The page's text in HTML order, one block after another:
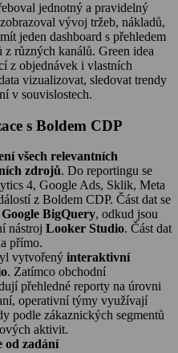
jednotný a pravidelný
vývoj tržeb, nákladů,
jeden dashboard s přehledem
různých kanálů. Green idea
z objednávek i vlastních
vizualizovat, sledovat trendy
v souvislostech.
s Boldem CDP
všech relevantních
zdrojů. Do reportingu se
4, Google Ads, Sklik, Meta
z Boldem CDP. Část dat se
Google BigQuery, odkud jsou
nástroj Looker Studio. Část dat
přímo.
vytvořený interaktivní
. Zatímco obchodní
přehledné reporty na úrovni
operativní týmy využívají
podle zákaznických segmentů
aktivit.
od zadání